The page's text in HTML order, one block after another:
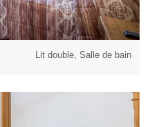
Lit double, Salle de bain